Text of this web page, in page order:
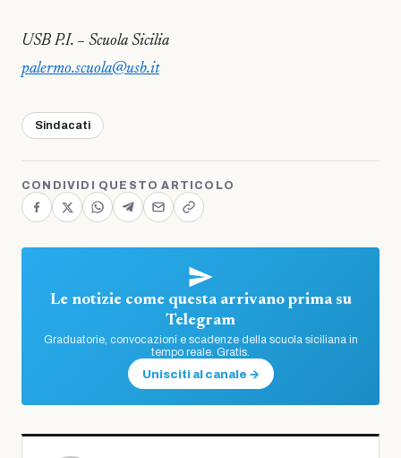
USB P.I. – Scuola Sicilia
palermo.scuola@usb.it
Sindacati
CONDIVIDI QUESTO ARTICOLO
Le notizie come questa arrivano prima su
Telegram
Graduatorie, convocazioni e scadenze della scuola siciliana in
tempo reale. Gratis.
Unisciti al canale →